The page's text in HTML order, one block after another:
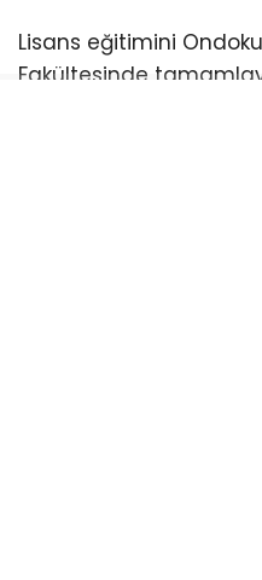
Lisans eğitimini
Fakültesinde